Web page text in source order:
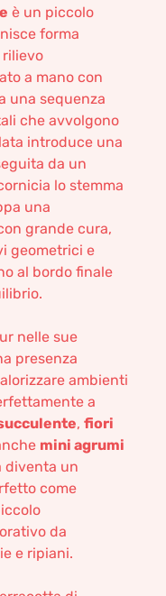
è un piccolo
forma
rilievo
a mano con
una sequenza
che avvolgono
introduce una
da un
lo stemma
una
grande cura,
geometrici e
al bordo finale
nelle sue
presenza
ambienti
a
, fiori
mini agrumi
diventa un
come
da
e ripiani.